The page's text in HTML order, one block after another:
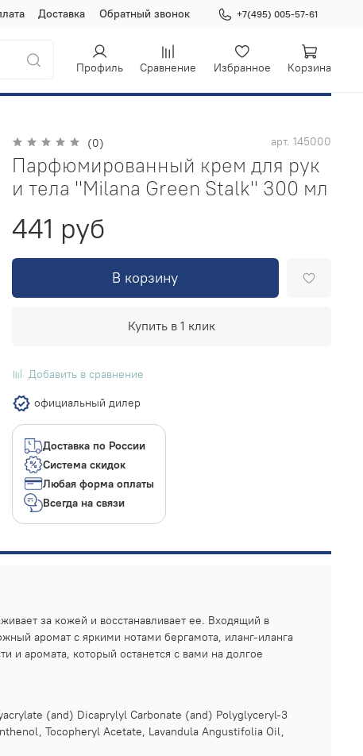
Доставка Обратный звонок +7(495) 005-57-61
Профиль Сравнение Избранное Корзина
(0)
арт. 145000
Парфюмированный крем для рук
и тела "Milana Green Stalk" 300 мл
441 руб
В корзину
Купить в 1 клик
Добавить в сравнение
официальный дилер
Доставка по России
Система скидок
Любая форма оплаты
Всегда на связи
за кожей и восстанавливает ее. Входящий в
аромат с яркими нотами бергамота, иланг-иланга
и аромата, который останется с вами на долгое
(and) Dicaprylyl Carbonate (and) Polyglyceryl-3
Tocopheryl Acetate, Lavandula Angustifolia Oil,